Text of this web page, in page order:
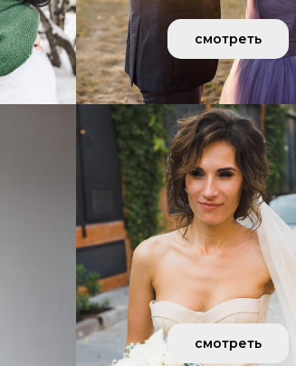
смотреть
смотреть